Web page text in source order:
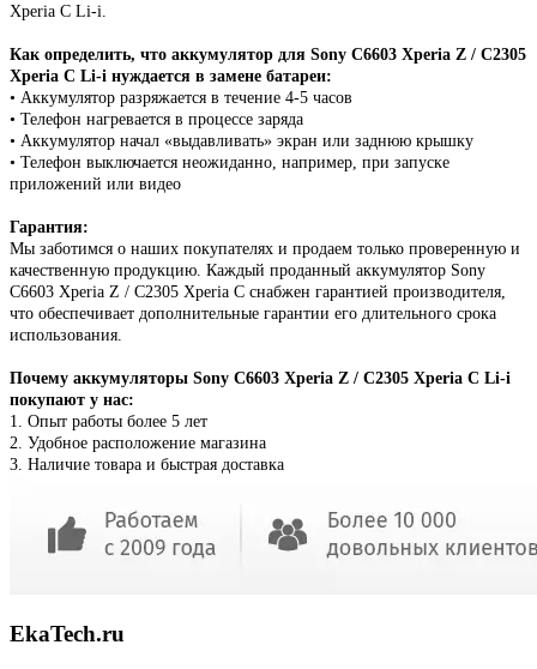
Xperia C Li-i.
Как определить, что аккумулятор для Sony C6603 Xperia Z / С2305
Xperia C Li-i нуждается в замене батареи:
• Аккумулятор разряжается в течение 4-5 часов
• Телефон нагревается в процессе заряда
• Аккумулятор начал «выдавливать» экран или заднюю крышку
• Телефон выключается неожиданно, например, при запуске
приложений или видео
Гарантия:
Мы заботимся о наших покупателях и продаем только проверенную и
качественную продукцию. Каждый проданный аккумулятор Sony
C6603 Xperia Z / С2305 Xperia C снабжен гарантией производителя,
что обеспечивает дополнительные гарантии его длительного срока
использования.
Почему аккумуляторы Sony C6603 Xperia Z / С2305 Xperia C Li-i
покупают у нас:
1. Опыт работы более 5 лет
2. Удобное расположение магазина
3. Наличие товара и быстрая доставка
EkaTech.ru